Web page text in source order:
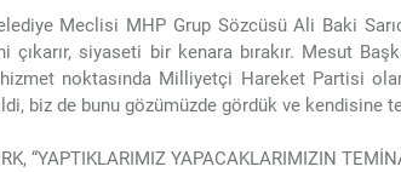
Meclisi MHP Grup Sözcüsü Ali Baki
çıkarır, siyaseti bir kenara bırakır. Mesut
noktasında Milliyetçi Hareket Partisi
biz de bunu gözümüzde gördük ve kendisine
“YAPTIKLARIMIZ YAPACAKLARIMIZIN